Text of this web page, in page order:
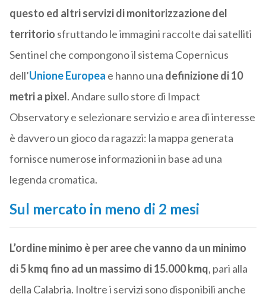
questo ed altri servizi di monitorizzazione del
territorio sfruttando le immagini raccolte dai satelliti
Sentinel che compongono il sistema Copernicus
dell’Unione Europea e hanno una definizione di 10
metri a pixel. Andare sullo store di Impact
Observatory e selezionare servizio e area di interesse
è davvero un gioco da ragazzi: la mappa generata
fornisce numerose informazioni in base ad una
legenda cromatica.
Sul mercato in meno di 2 mesi
L’ordine minimo è per aree che vanno da un minimo
di 5 kmq fino ad un massimo di 15.000 kmq, pari alla
della Calabria. Inoltre i servizi sono disponibili anche